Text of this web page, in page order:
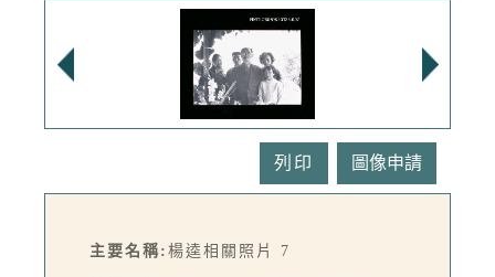
列印
主要名稱: 楊逵相關照片 7